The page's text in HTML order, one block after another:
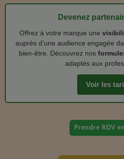
Devenez
Offrez à votre marque une
auprès d’une audience engagée
bien‑être. Découvrez nos
adaptés aux
Voir les
Prendre RDV